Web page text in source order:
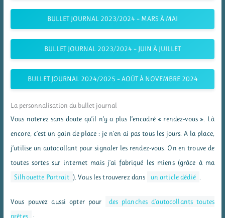
BULLET JOURNAL 2023/2024 – MARS À MAI
BULLET JOURNAL 2023/2024 – JUIN À JUILLET
BULLET JOURNAL 2024/2025 – AOÛT À NOVEMBRE 2024
La personnalisation du bullet journal
Vous noterez sans doute qu’il n’y a plus l’encadré « rendez-vous ». Là
encore, c’est un gain de place : je n’en ai pas tous les jours. A la place,
j’utilise un autocollant pour signaler les rendez-vous. On en trouve de
toutes sortes sur internet mais j’ai fabriqué les miens (grâce à ma
Silhouette Portrait ). Vous les trouverez dans un article dédié
Vous pouvez aussi opter pour
des planches d’autocollants toutes
prêtes
: